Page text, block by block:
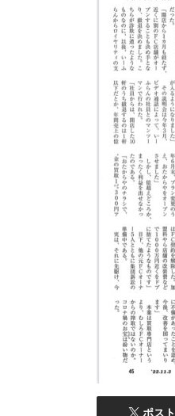
ポスト